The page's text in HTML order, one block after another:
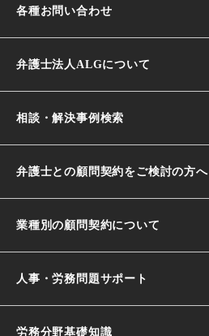
各種お問い合わせ
弁護士法人ALGについて
相談・解決事例検索
弁護士との顧問契約をご検討の方へ
業種別の顧問契約について
人事・労務問題サポート
労務分野基礎知識